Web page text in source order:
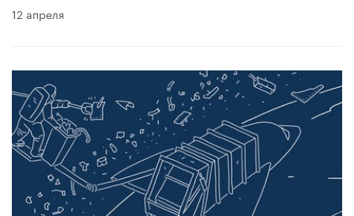
12 апреля